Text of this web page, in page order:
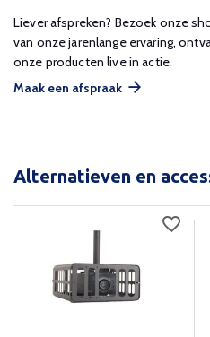
Liever afspreken? Bezoek onze
van onze jarenlange ervaring,
onze producten live in actie.
Maak een afspraak
Alternatieven en